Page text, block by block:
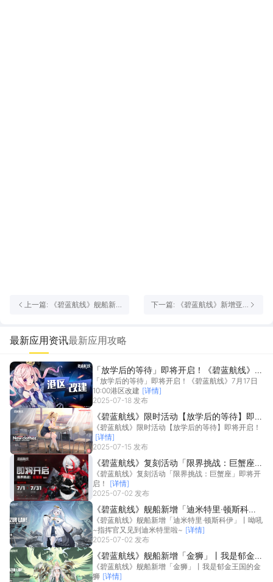
上一篇: 《碧蓝航线》舰船新
吧！
下一篇: 《碧蓝航线》新增亚
最新应用资讯最新应用攻略
「放学后的等待」即将开启！《碧蓝航线》7
月17日10:00港区改建
「放学后的等待」即将开启！《碧蓝航线》7月17日
10:00港区改建 [详情]
2025-07-18 发布
《碧蓝航线》限时活动【放学后的等待】即将
开启！
《碧蓝航线》限时活动【放学后的等待】即将开启！
[详情]
2025-07-15 发布
《碧蓝航线》复刻活动「限界挑战：巨蟹座」
即将开启！
《碧蓝航线》复刻活动「限界挑战：巨蟹座」即将开
启！
[详情]
2025-07-02 发布
《碧蓝航线》舰船新增「迪米特里·顿斯科
伊」丨呦吼~指挥官又见到迪米特里啦~
《碧蓝航线》舰船新增「迪米特里·顿斯科伊」丨呦吼
~指挥官又见到迪米特里啦~ [详情]
2025-07-02 发布
《碧蓝航线》舰船新增「金狮」丨我是郁金王
国的金狮
《碧蓝航线》舰船新增「金狮」丨我是郁金王国的金
狮 [详情]